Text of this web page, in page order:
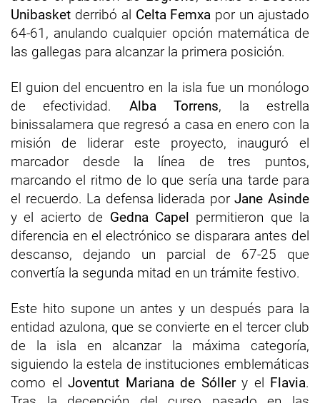
Unibasket derribó al Celta Femxa por un ajustado
64-61, anulando cualquier opción matemática de
las gallegas para alcanzar la primera posición.
El guion del encuentro en la isla fue un monólogo
de efectividad. Alba Torrens, la estrella
binissalamera que regresó a casa en enero con la
misión de liderar este proyecto, inauguró el
marcador desde la línea de tres puntos,
marcando el ritmo de lo que sería una tarde para
el recuerdo. La defensa liderada porJane Asinde
y el acierto de Gedna Capel permitieron que la
diferencia en el electrónico se disparara antes del
descanso, dejando un parcial de 67-25 que
convertía la segunda mitad en un trámite festivo.
Este hito supone un antes y un después para la
entidad azulona, que se convierte en el tercer club
de la isla en alcanzar la máxima categoría,
siguiendo la estela de instituciones emblemáticas
como el Joventut Mariana de Sóllery el Flavia.